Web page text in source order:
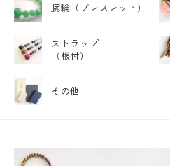
腕輪 （ブレスレット）
ストラップ
（根付）
その他